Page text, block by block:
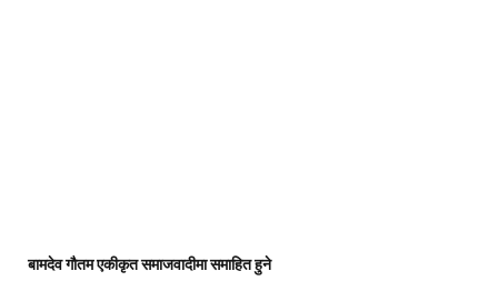
बामदेव गौतम एकीकृत समाजवादीमा समाहित हुने